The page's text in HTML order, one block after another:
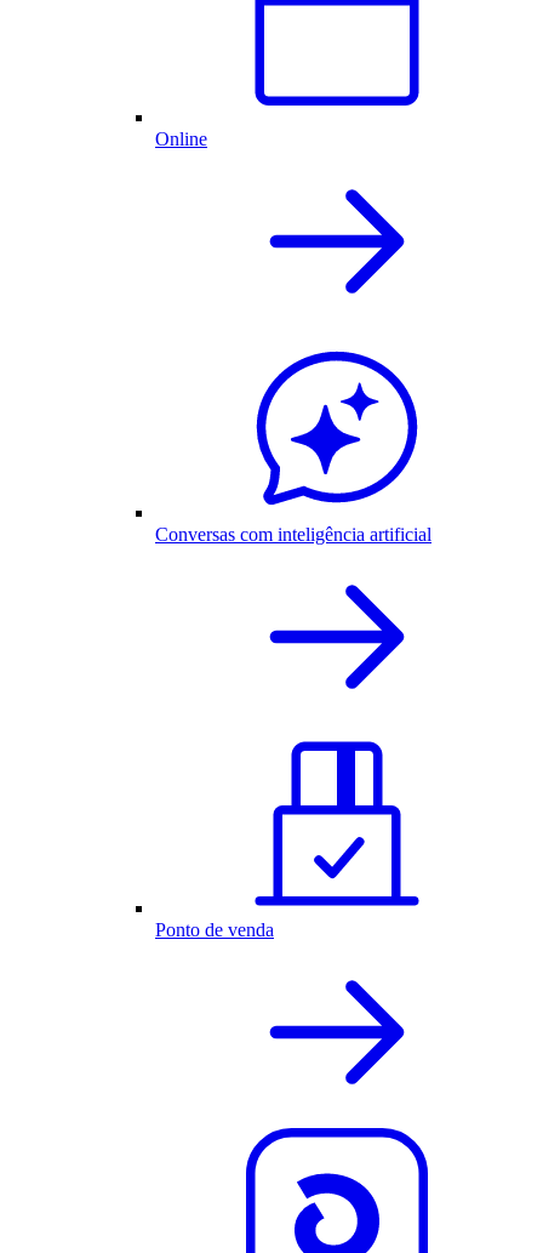
Online
Conversas com inteligência artificial
Ponto de venda